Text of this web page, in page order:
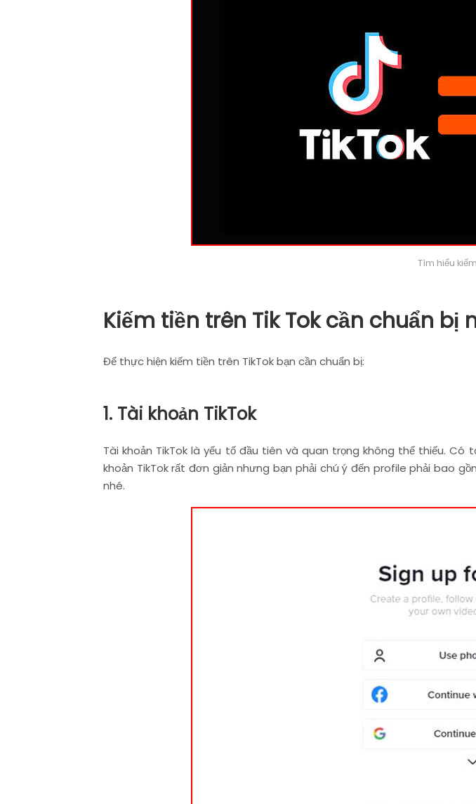
Tìm hiểu
Kiếm tiền trên Tik Tok cần chuẩn bị
Để thực hiện kiếm tiền trên TikTok bạn cần chuẩn bị:
1. Tài khoản TikTok
Tài khoản TikTok là yếu tố đầu tiên và quan trọng không thể thiếu.
khoản TikTok rất đơn giản nhưng bạn phải chú ý đến profile phải bao
nhé.